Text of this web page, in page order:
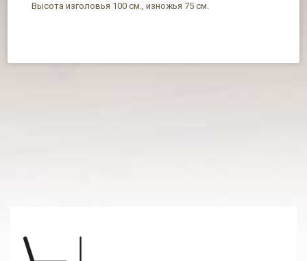
Высота изголовья 100 см., изножья 75 см.